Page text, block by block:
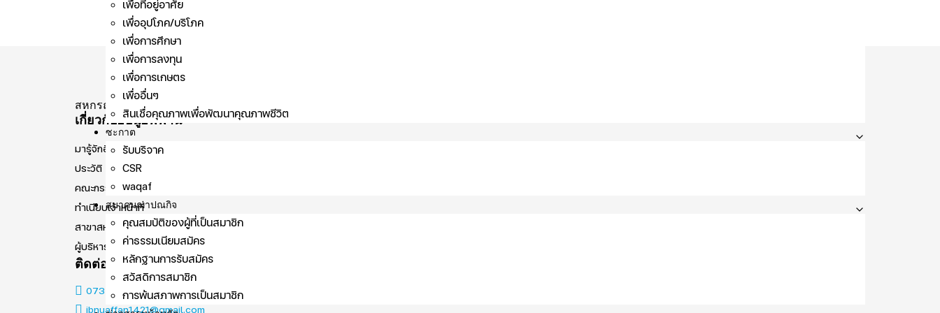
เพื่อที่อยู่อาศัย
เพื่ออุปโภค/บริโภค
เพื่อการศึกษา
เพื่อการลงทุน
เพื่อการเกษตร
เพื่ออื่นๆ
สินเชื่อคุณภาพเพื่อพัฒนาคุณภาพชีวิต
ซะกาต
รับบริจาค
CSR
waqaf
สมาคมฌาปณกิจ
คุณสมบัติของผู้ที่เป็นสมาชิก
ค่าธรรมเนียมสมัคร
หลักฐานการรับสมัคร
สวัสดิการสมาชิก
การพ้นสภาพการเป็นสมาชิก
สหกรณ์อิสลาม อิบนูอัฟฟาน จำกัด
เกี่ยวกับอิบนูอัฟฟาน
มารู้จักอิบนูอัฟฟาน
ประวัติ อุษมาน บิน อัฟฟาน
คณะกรรมการดำเนินการ ชุดที่ 27
ทำเนียบเจ้าหน้าที่
สาขาสหกรณ์อิสลาม อิบนูอัฟฟาน จำกัด
ผู้บริหารสหกรณ์
ติดต่อเรา
073-337-646 หรือ 093-5808055
ibnuaffan1421@gmail.com